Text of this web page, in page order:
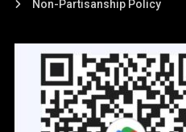
Non-Partisanship Policy